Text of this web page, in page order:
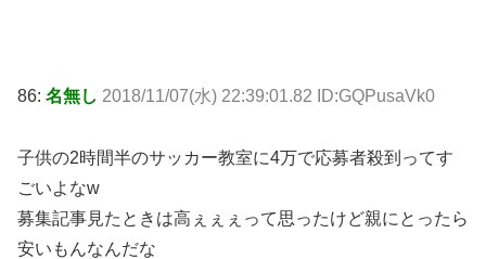
86: 名無し 2018/11/07(水) 22:39:01.82 ID:GQPusaVk0
子供の2時間半のサッカー教室に4万で応募者殺到ってす
ごいよなw
募集記事見たときは高ぇぇぇって思ったけど親にとったら
安いもんなんだな